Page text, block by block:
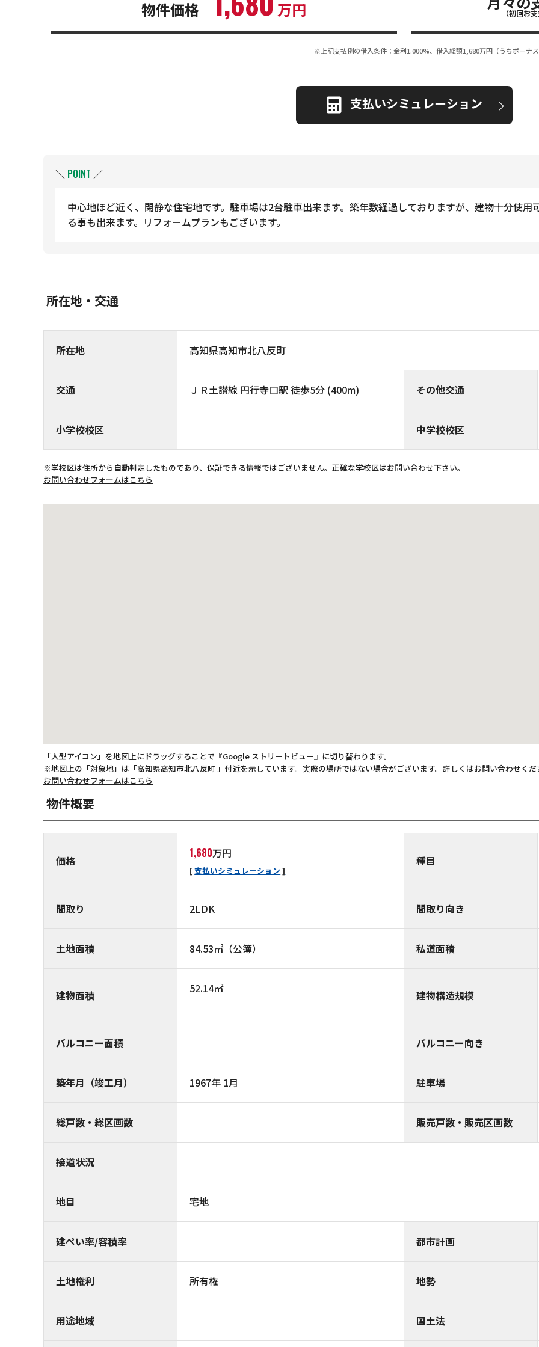
物件価格 万円 （初回お
※上記支払例の借入条件：金利1.000%、借入総額1,680万円（うちボーナ
支払いシミュレーション
＼ POINT ／
中心地ほど近く、閑静な住宅地です。駐車場は2台駐車出来ます。築年数経過しておりますが、建物十分使
る事も出来ます。リフォームプランもございます。
所在地・交通
所在地 高知県高知市北八反町
交通 ＪＲ土讃線 円行寺口駅 徒歩5分 (400m) その他交通
小学校校区 中学校校区
※学校区は住所から自動判定したものであり、保証できる情報ではございません。正確な学校区はお問い合わせ下さい。
お問い合わせフォームはこちら
「人型アイコン」を地図上にドラッグすることで『Google ストリートビュー』に切り替わります。
※地図上の「対象地」は「高知県高知市北八反町 」付近を示しています。実際の場所ではない場合がございます。詳しくはお問い合わせくだ
お問い合わせフォームはこちら
物件概要
価格
1,680万円
支払いシミュレーション
種目
間取り 2LDK 間取り向き
土地面積 84.53㎡（公簿） 私道面積
建物面積 52.14㎡ 建物構造規模
バルコニー面積 バルコニー向き
築年月（竣工月） 1967年 1月 駐車場
総戸数・総区画数 販売戸数・販売区画数
接道状況
地目 宅地
建ぺい率/容積率 都市計画
土地権利 所有権 地勢
用途地域 国土法